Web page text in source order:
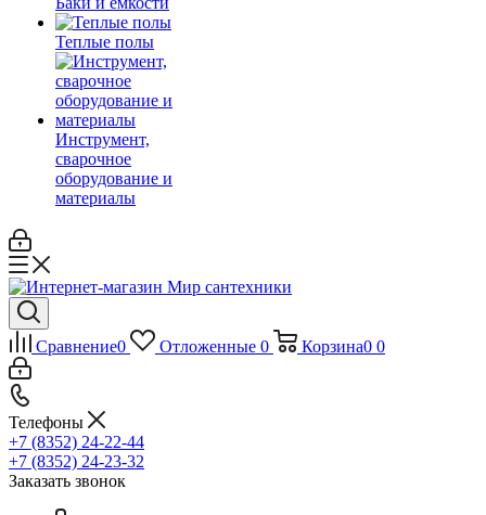
Теплые полы
Инструмент,
сварочное
оборудование и
материалы
Сравнение0 Отложенные 0 Корзина0 0
Телефоны
+7 (8352) 24-22-44
+7 (8352) 24-23-32
Заказать звонок